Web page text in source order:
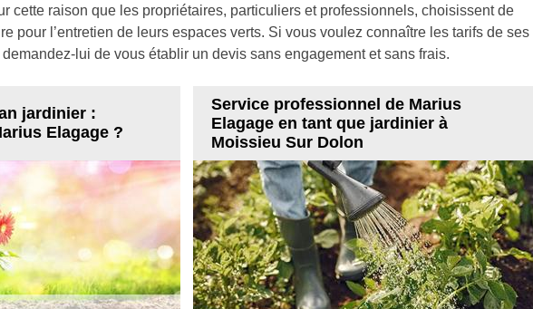
cette raison que les propriétaires, particuliers et professionnels, choisissent de
pour l’entretien de leurs espaces verts. Si vous voulez connaître les tarifs de ses
lui de vous établir un devis sans engagement et sans frais.
jardinier :
Elagage ?
Service professionnel de Marius
Elagage en tant que jardinier à
Moissieu Sur Dolon